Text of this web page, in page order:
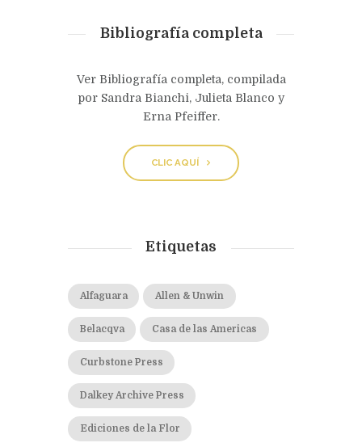
Bibliografía completa
Ver Bibliografía completa, compilada
por Sandra Bianchi, Julieta Blanco y
Erna Pfeiffer.
CLIC AQUÍ
Etiquetas
Alfaguara Allen & Unwin
Belacqva Casa de las Americas
Curbstone Press
Dalkey Archive Press
Ediciones de la Flor